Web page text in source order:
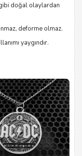
doğal olaylardan
deforme olmaz.
yaygındır.